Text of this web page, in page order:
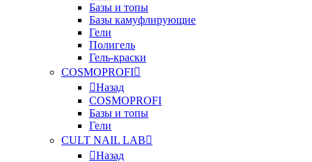
Базы и топы
Базы камуфлирующие
Гели
Полигель
Гель-краски
COSMOPROFI
Назад
COSMOPROFI
Базы и топы
Гели
CULT NAIL LAB
Назад